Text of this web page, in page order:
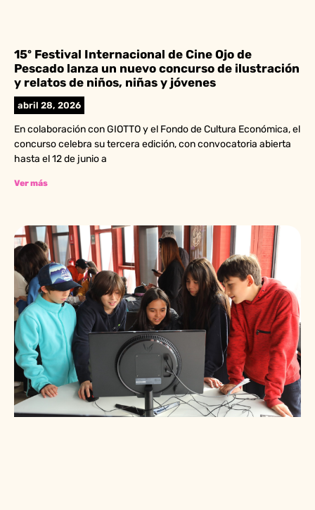
15º Festival Internacional de Cine Ojo de
Pescado lanza un nuevo concurso de ilustración
y relatos de niños, niñas y jóvenes
abril 28, 2026
En colaboración con GIOTTO y el Fondo de Cultura Económica, el
concurso celebra su tercera edición, con convocatoria abierta
hasta el 12 de junio a
Ver más